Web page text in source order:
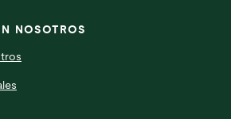
NOSOTROS